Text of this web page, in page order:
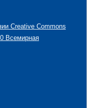
Creative Commons
Всемирная